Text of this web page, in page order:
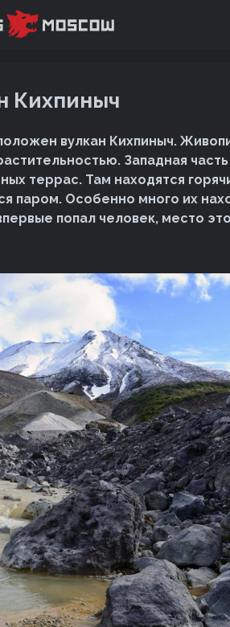
Кихпиныч
вулкан Кихпиныч.
Западная часть
террас. Там находятся
паром. Особенно много их
попал человек, место